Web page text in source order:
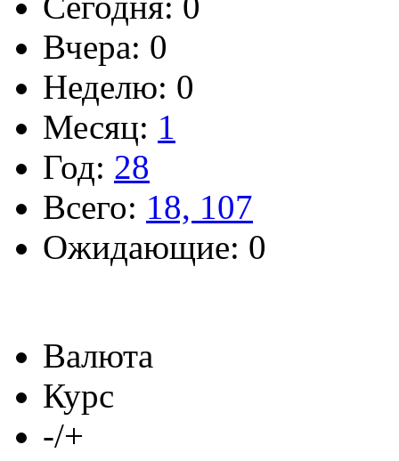
Вчера: 0
Неделю: 0
Месяц: 1
Год: 28
Всего: 18, 107
Ожидающие: 0
Валюта
Курс
-/+